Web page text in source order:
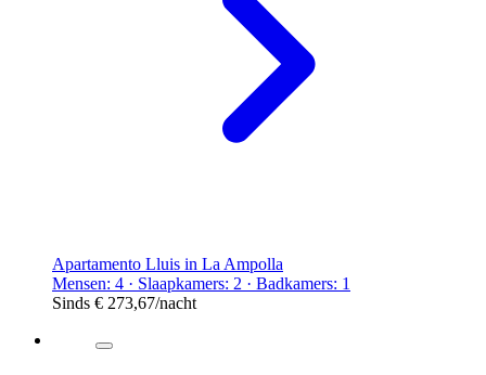
Apartamento Lluis in La Ampolla
Mensen: 4 · Slaapkamers: 2 · Badkamers: 1
Sinds € 273,67/nacht